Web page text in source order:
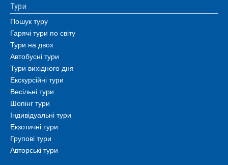
Тури
Пошук туру
Гарячі тури по світу
Тури на двох
Автобусні тури
Тури вихідного дня
Екскурсійні тури
Весільні тури
Шопінг тури
Індивідуальні тури
Екзотичні тури
Групові тури
Авторські тури